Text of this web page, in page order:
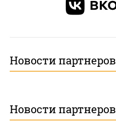
Новости партнеров
Новости партнеров